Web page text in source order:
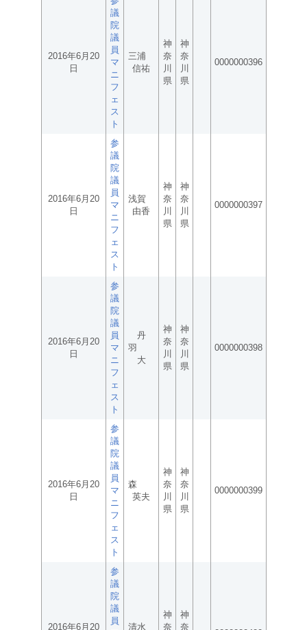
2016年6月20
日
議
院
議
員
マ
ニ
フ
ェ
ス
ト
三浦
信祐
神
奈
川
県
神
奈
川
県
0000000396
2016年6月20
日
参
議
院
議
員
マ
ニ
フ
ェ
ス
ト
浅賀
由香
神
奈
川
県
神
奈
川
県
0000000397
2016年6月20
日
参
議
院
議
員
マ
ニ
フ
ェ
ス
ト
丹
羽
大
神
奈
川
県
神
奈
川
県
0000000398
2016年6月20
日
参
議
院
議
員
マ
ニ
フ
ェ
ス
ト
森
英夫
神
奈
川
県
神
奈
川
県
0000000399
2016年6月20
参
議
院
議
員
清水
神
奈
神
奈